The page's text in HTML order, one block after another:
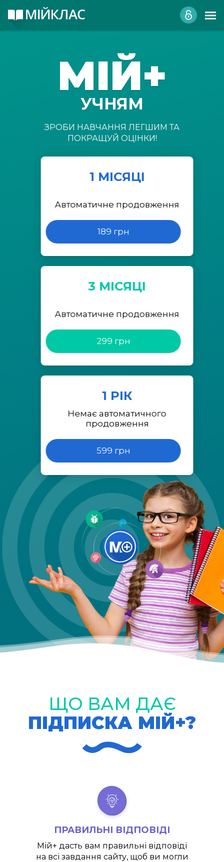
МІЙ+
УЧНЯМ
ЗРОБИ НАВЧАННЯ ЛЕГШИМ ТА
ПОКРАЩУЙ ОЦІНКИ!
1 МІСЯЦІ
Автоматичне продовження
189 грн
3 МІСЯЦІ
Автоматичне продовження
299 грн
1 РІК
Немає автоматичного
продовження
599 грн
ЩО ВАМ ДАЄ
ПІДПИСКА МІЙ+?
ПРАВИЛЬНІ ВІДПОВІДІ
Мій+ дасть вам правильні відповіді
на всі завдання сайту, щоб ви могли